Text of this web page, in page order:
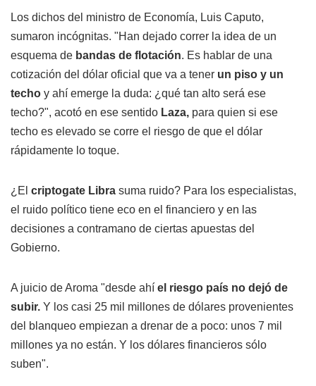
Los dichos del ministro de Economía, Luis Caputo,
sumaron incógnitas. "Han dejado correr la idea de un
esquema de bandas de flotación. Es hablar de una
cotización del dólar oficial que va a tener un piso y un
techo y ahí emerge la duda: ¿qué tan alto será ese
techo?", acotó en ese sentido Laza, para quien si ese
techo es elevado se corre el riesgo de que el dólar
rápidamente lo toque.
¿El criptogate Libra suma ruido? Para los especialistas,
el ruido político tiene eco en el financiero y en las
decisiones a contramano de ciertas apuestas del
Gobierno.
A juicio de Aroma "desde ahí el riesgo país no dejó de
subir. Y los casi 25 mil millones de dólares provenientes
del blanqueo empiezan a drenar de a poco: unos 7 mil
millones ya no están. Y los dólares financieros sólo
suben".